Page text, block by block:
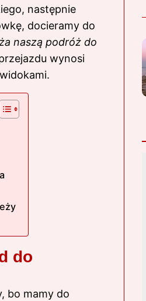
następnie
docieramy do
naszą podróż do
wynosi
do
bo mamy do